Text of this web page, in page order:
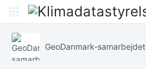
GeoDanmark-samarbejdet